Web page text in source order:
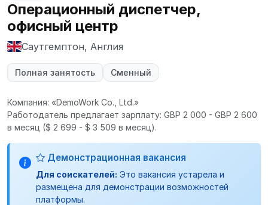
Операционный диспетчер,
офисный центр
Саутгемптон, Англия
Полная занятость Сменный
Компания: «DemoWork Co., Ltd.»
Работодатель предлагает зарплату: GBP 2 000 - GBP 2 600
в месяц ($ 2 699 - $ 3 509 в месяц).
Демонстрационная вакансия
Для соискателей: Это вакансия устарела и
размещена для демонстрации возможностей
платформы.